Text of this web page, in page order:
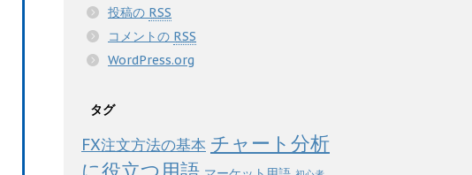
投稿の RSS
コメントの RSS
WordPress.org
タグ
FX注文方法の基本 チャート分析